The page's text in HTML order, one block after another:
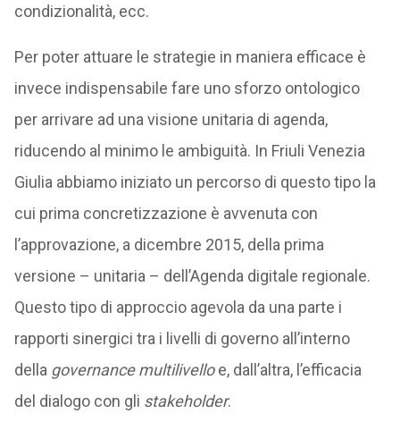
condizionalità, ecc.
Per poter attuare le strategie in maniera efficace è
invece indispensabile fare uno sforzo ontologico
per arrivare ad una visione unitaria di agenda,
riducendo al minimo le ambiguità. In Friuli Venezia
Giulia abbiamo iniziato un percorso di questo tipo la
cui prima concretizzazione è avvenuta con
l’approvazione, a dicembre 2015, della prima
versione – unitaria – dell’Agenda digitale regionale.
Questo tipo di approccio agevola da una parte i
rapporti sinergici tra i livelli di governo all’interno
della governance multilivelloe, dall’altra, l’efficacia
del dialogo con gli stakeholder.